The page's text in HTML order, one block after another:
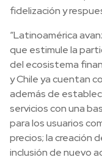
fidelización y
“Latinoamérica
que estimule la
del ecosistema
y Chile ya cuentan
además de
servicios con una
para los usuarios
precios; la creación
inclusión de nuevo